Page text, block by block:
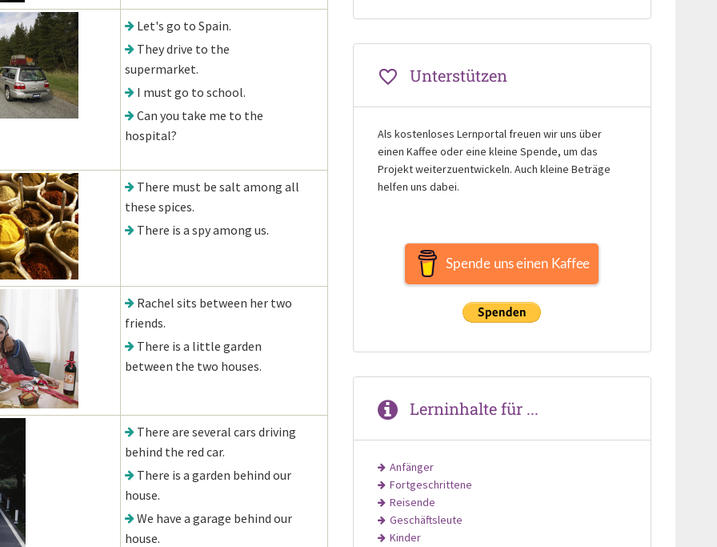
Let's go to Spain.
They drive to the
supermarket.
I must go to school.
Can you take me to the
hospital?
There must be salt among all
these spices.
There is a spy among us.
Rachel sits between her two
friends.
There is a little garden
between the two houses.
There are several cars driving
behind the red car.
There is a garden behind our
house.
We have a garage behind our
house.
Unterstützen
Als kostenloses Lernportal freuen wir uns über
einen Kaffee oder eine kleine Spende, um das
Projekt weiterzuentwickeln. Auch kleine Beträge
helfen uns dabei.
Spende uns einen Kaffee
Lerninhalte für ...
Anfänger
Fortgeschrittene
Reisende
Geschäftsleute
Kinder